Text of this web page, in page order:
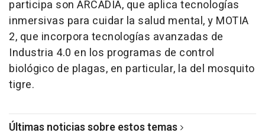
participa son ARCADIA, que aplica tecnologías
inmersivas para cuidar la salud mental, y MOTIA
2, que incorpora tecnologías avanzadas de
Industria 4.0 en los programas de control
biológico de plagas, en particular, la del mosquito
tigre.
Últimas noticias sobre estos temas